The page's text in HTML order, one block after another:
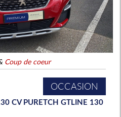
Coup de coeur
OCCASION
CV PURETCH GTLINE 130